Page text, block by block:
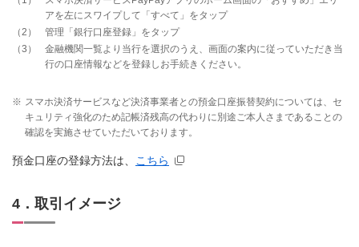
アを左にスワイプして「すべて」をタップ
2
管理「銀行口座登録」をタップ
3
金融機関一覧より当行を選択のうえ、画面の案内に従っていただき当
行の口座情報などを登録しお手続きください。
※ スマホ決済サービスなど決済事業者との預金口座振替契約については、セ
キュリティ強化のため記帳済残高の代わりに別途ご本人さまであることの
確認を実施させていただいております。
預金口座の登録方法は、 こちら
4．取引イメージ